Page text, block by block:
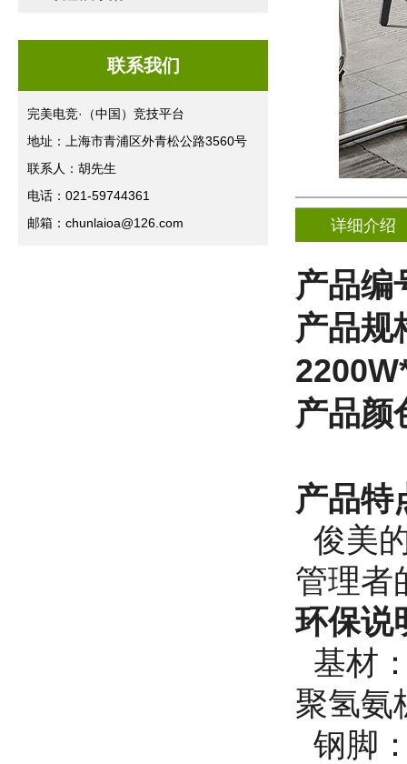
联系我们
完美电竞·（中国）竞技平台
地址：上海市青浦区外青松公路3560号
联系人：胡先生
电话：021-59744361
邮箱：chunlaioa@126.com
详细介绍
产品
产品
22
产品颜
产品特
俊美
管理者
环保说
基材
聚氢
钢脚